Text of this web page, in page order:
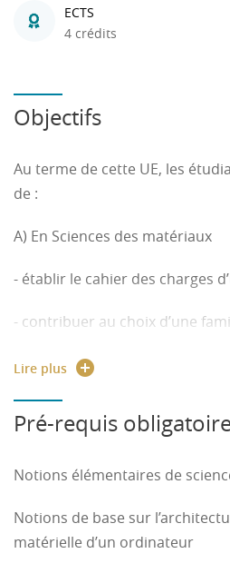
ECTS
4 crédits
Objectifs
Au terme de cette UE, les
de :
A) En Sciences des matériaux
- établir le cahier des charges
- contribuer au choix d’une
mettre en œuvre les méthodes
(procédurale) pour le
C) En Thermodynamique /
Lire plus
Pré-requis
Notions élémentaires de
Notions de base sur
matérielle d’un ordinateur